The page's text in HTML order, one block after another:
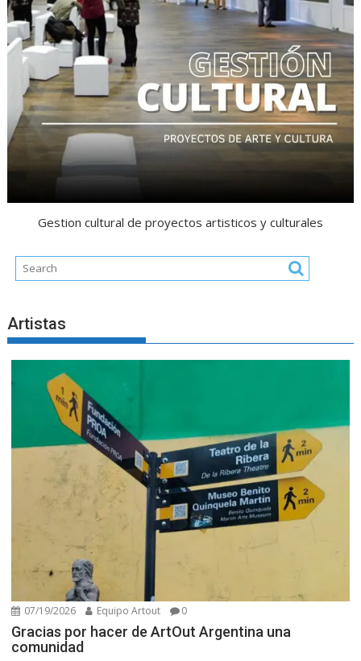
Gestion cultural de proyectos artisticos y culturales
Artistas
07/19/2026 Equipo Artout 0
Gracias por hacer de ArtOut Argentina una
comunidad